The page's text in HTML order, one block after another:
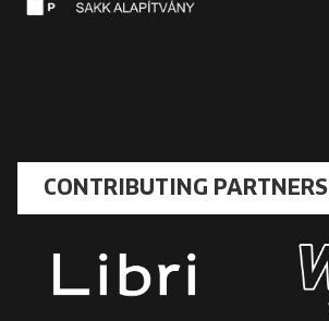
CONTRIBUTING PARTNERS